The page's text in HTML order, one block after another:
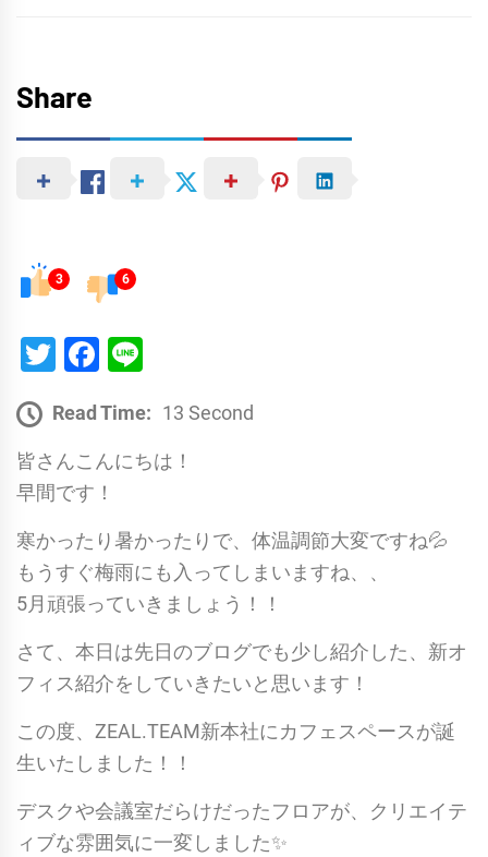
Share
3 6
TwitterFacebook
Read Time: 13 Second
皆さんこんにちは！
早間です！
寒かったり暑かったりで、体温調節大変ですね💦
もうすぐ梅雨にも入ってしまいますね、、
5月頑張っていきましょう！！
さて、本日は先日のブログでも少し紹介した、新オ
フィス紹介をしていきたいと思います！
この度、ZEAL.TEAM新本社にカフェスペースが誕
生いたしました！！
デスクや会議室だらけだったフロアが、クリエイテ
ィブな雰囲気に一変しました✨